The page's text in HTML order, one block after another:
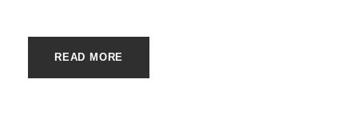
READ MORE